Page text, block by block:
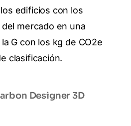
edificios con los
mercado en una
G con los kg de CO2e
clasificación.
Designer 3D